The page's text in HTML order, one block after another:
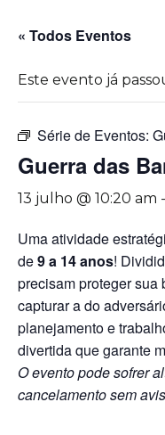
« Todos Eventos
Este evento já
Série de Eventos:
Guerra das
13 julho @ 10:20 am -
Uma atividade
de9 a 14 anos!
precisam proteger sua
capturar a do
planejamento e
divertida que garante
O evento pode sofrer
cancelamento sem